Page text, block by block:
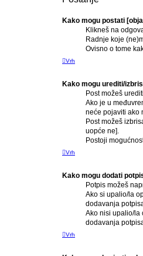
Kako mogu postati
Klikneš na
Radnje koje
Ovisno o tome
Vrh
Kako mogu urediti/
Post možeš
Ako je u
neće pojaviti ako
Post možeš
uopće ne].
Postoji
Vrh
Kako mogu dodati
Potpis možeš
Ako si upalio/la
dodavanja
Ako nisi upalio/la
dodavanja
Vrh